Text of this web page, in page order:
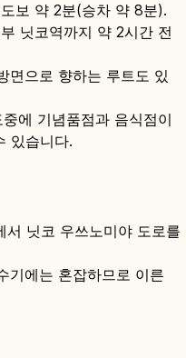
보 약 2분(승차 약 8분).
닛코역까지 약 2시간 전
면으로 향하는 루트도 있
에 기념품점과 음식점이
있습니다.
서 닛코 우쓰노미야 도로를
기에는 혼잡하므로 이른